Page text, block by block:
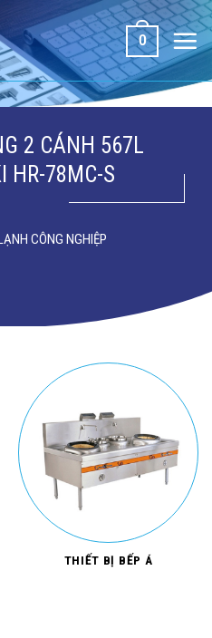
0
2 CÁNH 567L
HR-78MC-S
CÔNG NGHIỆP
THIẾT BỊ BẾP Á